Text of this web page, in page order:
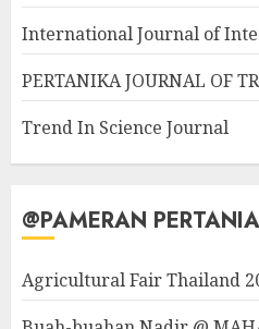
International Journal of
PERTANIKA JOURNAL OF
Trend In Science Journal
@PAMERAN
Agricultural Fair Thailand